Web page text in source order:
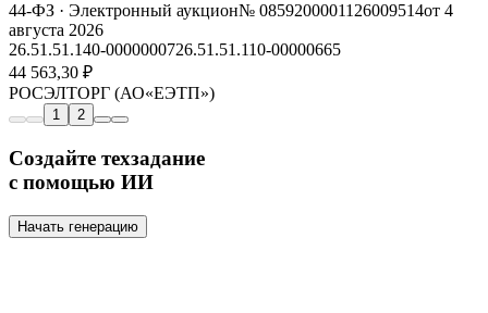
44-ФЗ · Электронный аукцион№ 0859200001126009514от 4
августа 2026
26.51.51.140-0000000726.51.51.110-00000665
44 563,30 ₽
РОСЭЛТОРГ (АО«ЕЭТП»)
1 2
Создайте техзадание
с помощью ИИ
Начать генерацию